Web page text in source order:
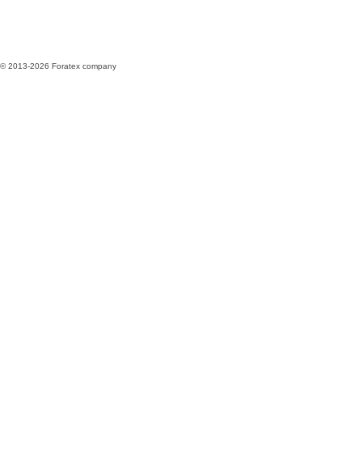
© 2013-2026 Foratex company